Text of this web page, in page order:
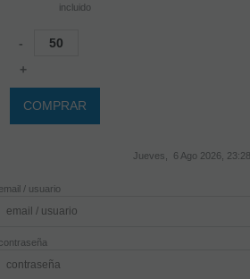
incluido
-
+
COMPRAR
Jueves, 6 Ago 2026, 23:28
/ usuario